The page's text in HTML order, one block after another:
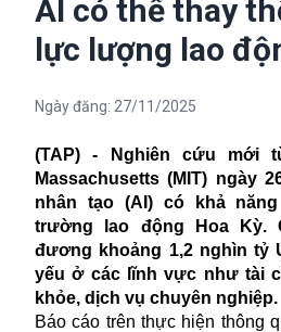
AI có thể thay
lực lượng lao
Ngày đăng: 27/11/2025
(TAP) - Nghiên cứu mới
Massachusetts (MIT) ngày
nhân tạo (AI) có khả
trường lao động Hoa Kỳ.
đương khoảng 1,2 nghìn tỷ
yếu ở các lĩnh vực như tài
khỏe, dịch vụ chuyên nghiệp.
Báo cáo trên thực hiện thông